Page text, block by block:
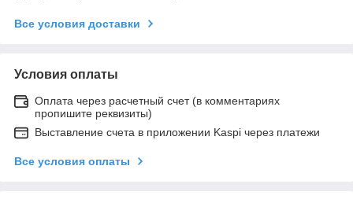
Все условия доставки
Условия оплаты
Оплата через расчетный счет (в комментариях
пропишите реквизиты)
Выставление счета в приложении Kaspi через платежи
Все условия оплаты